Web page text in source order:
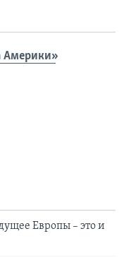
Америки»
Европы – это и